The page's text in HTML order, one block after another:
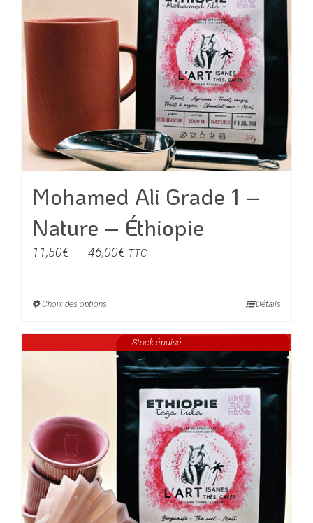
Mohamed Ali Grade 1 –
Nature – Éthiopie
11,50€ – 46,00€Plage
prix :
46,00€
TTC
Choix des optionsCe
plusieurs
variations.
options
peuvent
être
choisies
sur
la
Détails
Stock épuisé